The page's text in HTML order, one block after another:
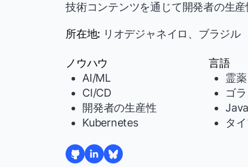
技術コンテンツを通じて開発者の生
所在地: リオデジャネイロ、ブラジル
ノウハウ
AI/ML
CI/CD
開発者の生産性
Kubernetes
言語
霊薬
ゴ
タ